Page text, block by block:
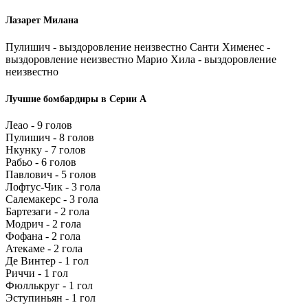
Лазарет Милана
Пулишич - выздоровление неизвестно Санти Хименес -
выздоровление неизвестно Марио Хила - выздоровление
неизвестно
Лучшие бомбардиры в Серии А
Леао - 9 голов
Пулишич - 8 голов
Нкунку - 7 голов
Рабьо - 6 голов
Павлович - 5 голов
Лофтус-Чик - 3 гола
Салемакерс - 3 гола
Бартезаги - 2 гола
Модрич - 2 гола
Фофана - 2 гола
Атекаме - 2 гола
Де Винтер - 1 гол
Риччи - 1 гол
Фюллькруг - 1 гол
Эступиньян - 1 гол